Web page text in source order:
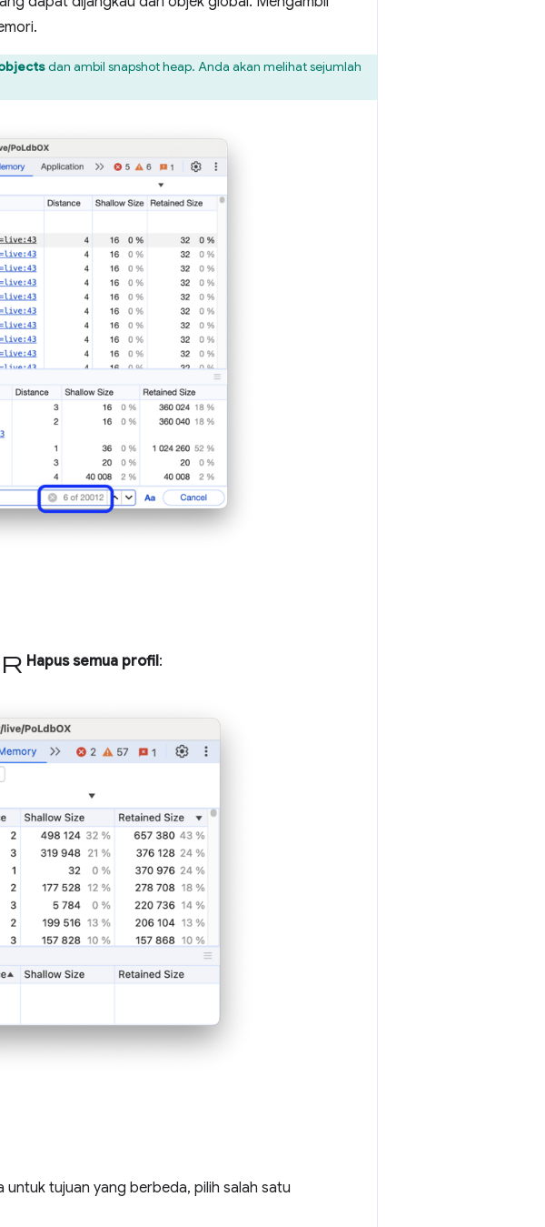
dan ambil snapshot heap. Anda akan melihat sejumlah
Hapus semua profil:
tujuan yang berbeda, pilih salah satu